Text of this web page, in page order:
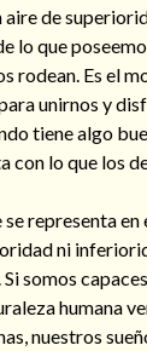
de
lo que
rodean. Es el
unirnos y
tiene algo
con lo que los
representa
ni
somos
humana
nuestros